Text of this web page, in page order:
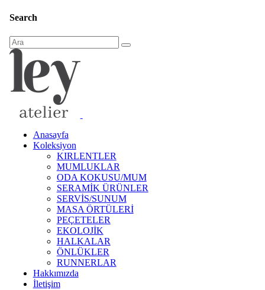
Search
Anasayfa
Koleksiyon
KIRLENTLER
MUMLUKLAR
ODA KOKUSU/MUM
SERAMİK ÜRÜNLER
SERVİS/SUNUM
MASA ÖRTÜLERİ
PEÇETELER
EKOLOJİK
HALKALAR
ÖNLÜKLER
RUNNERLAR
Hakkımızda
İletişim